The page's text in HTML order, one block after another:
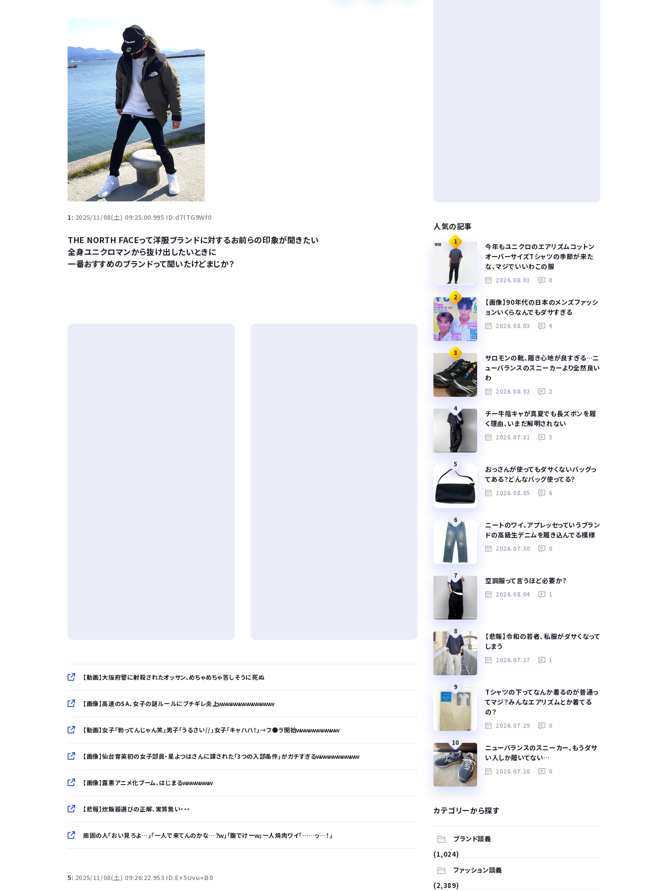
1: 2025/11/08(土) 09:25:00.995 ID:d7lTG9Wf0
THE NORTH FACEって洋服ブランドに対するお前らの印象が聞きたい
全身ユニクロマンから抜け出したいときに
一番おすすめのブランドって聞いたけどまじか？
【動画】大阪府警に射殺されたオッサン、めちゃめちゃ苦しそうに死ぬ
【画像】高速のSA、女子の謎ルールにブチギレ炎上ｗｗｗｗｗｗｗｗｗｗｗｗｗ
【動画】女子「勃ってんじゃん笑」男子「うるさい//」女子「キャハハ！」→フ●ラ開始ｗｗｗｗｗｗｗｗｗｗ
【画像】仙台育英初の女子部員・星よつはさんに課された「3つの入部条件」がガチすぎるｗｗｗｗｗｗｗｗｗｗ
【画像】露悪アニメ化ブーム、はじまるｗｗｗｗｗｗｗ
【悲報】炊飯器選びの正解、実質無い・・・
周囲の人「おい見ろよ…」「一人で来てんのかな…？ｗ」「腹でけーｗ」一人焼肉ワイ「……ッ…！」
5: 2025/11/08(土) 09:26:22.953 ID:E+5Uvu+B0
人気の記事
1
今年もユニクロのエアリズムコットン
オーバーサイズTシャツの季節が来た
な、マジでいいわこの服
2026.08.01 0
2
【画像】90年代の日本のメンズファッシ
ョンいくらなんでもダサすぎる
2026.08.03 4
3
サロモンの靴、履き心地が良すぎる…ニ
ューバランスのスニーカーより全然良い
わ
2026.08.02 2
4
チー牛陰キャが真夏でも長ズボンを履
く理由、いまだ解明されない
2026.07.31 5
5
おっさんが使ってもダサくないバッグっ
てある？どんなバッグ使ってる？
2026.08.05 6
6
ニートのワイ、アプレッセっていうブラン
ドの高級生デニムを履き込んでる模様
2026.07.30 0
7
空調服って言うほど必要か？
2026.08.04 1
8
【悲報】令和の若者、私服がダサくなって
しまう
2026.07.27 1
9
Tシャツの下ってなんか着るのが普通っ
てマジ？みんなエアリズムとか着てる
の？
2026.07.29 0
10
ニューバランスのスニーカー、もうダサ
い人しか履いてない…
2026.07.28 0
カテゴリーから探す
ブランド談義
(1,024)
ファッション談義
(2,389)